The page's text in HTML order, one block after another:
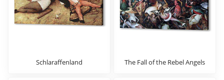
Schlaraffenland The Fall of the Rebel Angels